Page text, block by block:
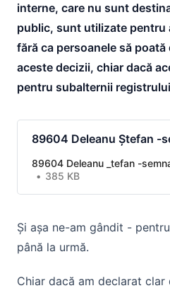
interne, care nu sunt
public, sunt utilizate pentru
fără ca persoanele să
aceste decizii, chiar dacă
pentru subalternii
89604 Deleanu Ştefan -
89604 Deleanu _tefan -
385 KB
Și așa ne-am gândit -
până la urmă.
Chiar dacă am declarat